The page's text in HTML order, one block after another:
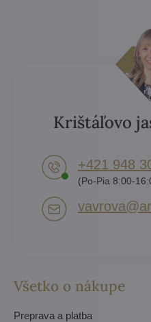
Všetko o nákupe
Preprava a platba
Krištáľovo
+421 948
(Po-Pia 8:00-